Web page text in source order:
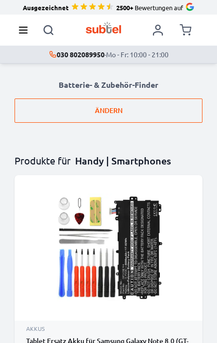
Ausgezeichnet 2500+Bewertungen auf
030 802089950·Mo - Fr: 10:00 - 21:00
Batterie- & Zubehör-Finder
ÄNDERN
Produkte für Handy | Smartphones
AKKUS
Tablet Ersatz Akku für Samsung Galaxy Note 8.0 (GT-